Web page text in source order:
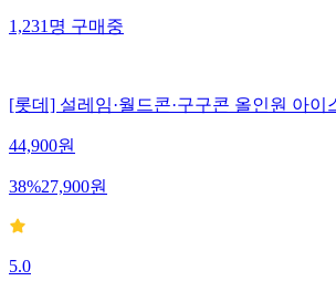
1,231 명 구매중
[롯데] 설레임·월드콘·구구콘 올인원 아이
44,900원
38%27,900원
5.0